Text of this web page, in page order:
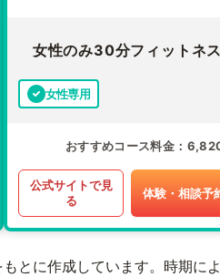
女性のみ30分フィットネス
女性専用
おすすめコース料金
公式サイトで見
る
体験・相談予
とに作成しています。時期に